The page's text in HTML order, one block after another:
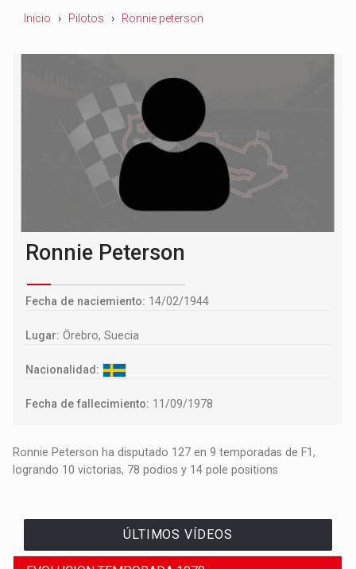
Inicio Pilotos Ronnie peterson
Ronnie Peterson
Fecha de naciemiento: 14/02/1944
Lugar: Örebro, Suecia
Nacionalidad:
Fecha de fallecimiento: 11/09/1978
Ronnie Peterson ha disputado 127 en 9 temporadas de F1,
logrando 10 victorias, 78 podios y 14 pole positions
ÚLTIMOS VÍDEOS